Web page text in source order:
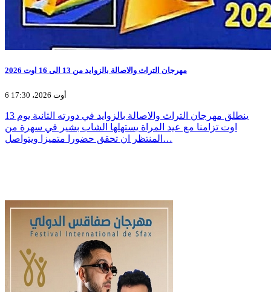
مهرجان التراث والاصالة بالزوايد من 13 الى 16 اوت 2026
6 أوت 2026، 17:30
ينطلق مهرجان التراث والاصالة بالزوايد في دورته الثانية يوم 13
اوت تزامنا مع عيد المراة يستهلها الشاب بشير في سهرة من
المنتظر ان تحقق حضورا متميزا ويتواصل…